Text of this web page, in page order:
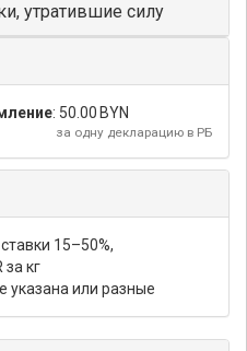
утратившие силу
: 50.00 BYN
за одну декларацию в РБ
15–50%,
за кг
указана или разные